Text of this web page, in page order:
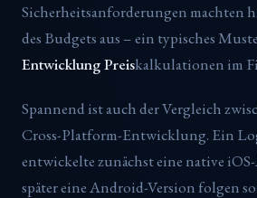
Sicherheitsanforderungen machten
des Budgets aus – ein typisches
Entwicklung Preiskalkulationen im
Spannend ist auch der Vergleich
Cross-Platform-Entwicklung. Ein
entwickelte zunächst eine native
später eine Android-Version folgen